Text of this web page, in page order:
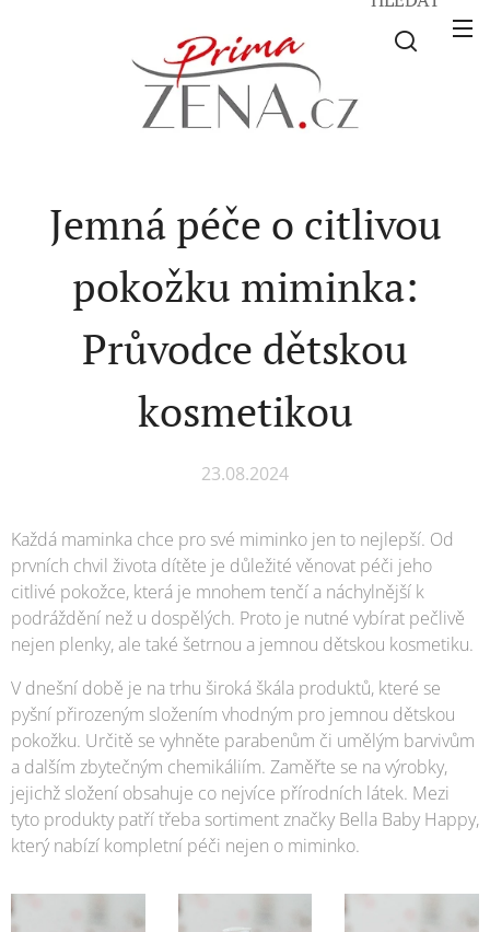
Jemná péče o citlivou
pokožku miminka:
Průvodce dětskou
kosmetikou
23.08.2024
Každá maminka chce pro své miminko jen to nejlepší. Od
prvních chvil života dítěte je důležité věnovat péči jeho
citlivé pokožce, která je mnohem tenčí a náchylnější k
podráždění než u dospělých. Proto je nutné vybírat pečlivě
nejen plenky, ale také šetrnou a jemnou dětskou kosmetiku.
V dnešní době je na trhu široká škála produktů, které se
pyšní přirozeným složením vhodným pro jemnou dětskou
pokožku. Určitě se vyhněte parabenům či umělým barvivům
a dalším zbytečným chemikáliím. Zaměřte se na výrobky,
jejichž složení obsahuje co nejvíce přírodních látek. Mezi
tyto produkty patří třeba sortiment značky Bella Baby Happy,
který nabízí kompletní péči nejen o miminko.